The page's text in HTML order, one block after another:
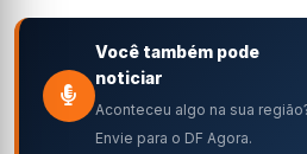
Você também pode
noticiar
Aconteceu algo na sua
Envie para o DF Agora.